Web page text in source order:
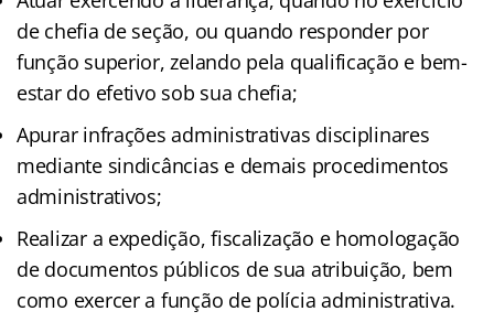
de chefia de seção, ou quando responder por
função superior, zelando pela qualificação e bem-
estar do efetivo sob sua chefia;
Apurar infrações administrativas disciplinares
mediante sindicâncias e demais procedimentos
administrativos;
Realizar a expedição, fiscalização e homologação
de documentos públicos de sua atribuição, bem
como exercer a função de polícia administrativa.